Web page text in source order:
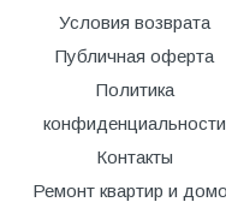
Условия возврата
Публичная оферта
Политика
конфиденциальности
Контакты
Ремонт квартир и